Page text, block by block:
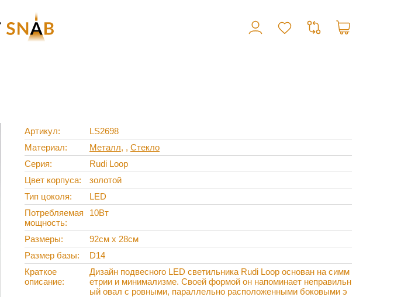
Артикул
LS2698
Материал
Металл , Стекло
Серия
Rudi Loop
Цвет корпуса
золотой
Тип цоколя
LED
Потребляемая
мощность
10Вт
Размеры
92см х 28см
Размер базы
D14
Краткое
описание
Дизайн подвесного LED светильника Rudi Loop основан на симм
етрии и минимализме. Своей формой он напоминает неправильн
ый овал с ровными, параллельно расположенными боковыми э